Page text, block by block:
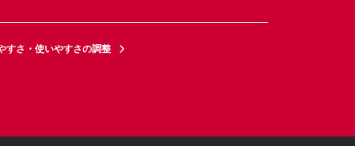
すさ・使いやすさの調整